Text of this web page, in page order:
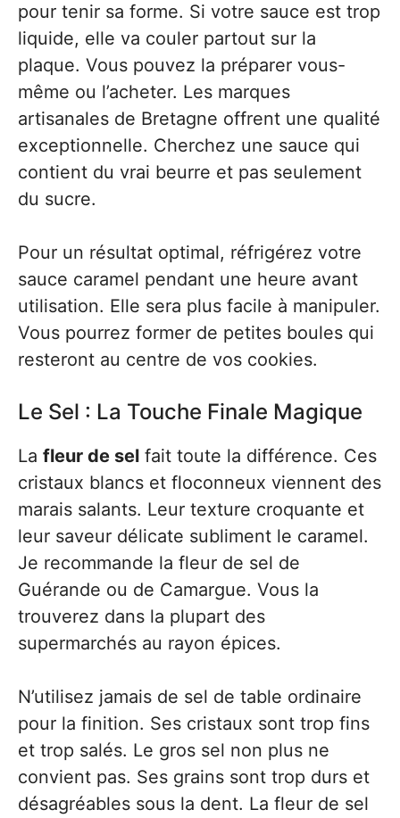
pour tenir sa forme. Si votre sauce est trop
liquide, elle va couler partout sur la
plaque. Vous pouvez la préparer vous-
même ou l’acheter. Les marques
artisanales de Bretagne offrent une qualité
exceptionnelle. Cherchez une sauce qui
contient du vrai beurre et pas seulement
du sucre.
Pour un résultat optimal, réfrigérez votre
sauce caramel pendant une heure avant
utilisation. Elle sera plus facile à manipuler.
Vous pourrez former de petites boules qui
resteront au centre de vos cookies.
Le Sel : La Touche Finale Magique
La fleur de sel fait toute la différence. Ces
cristaux blancs et floconneux viennent des
marais salants. Leur texture croquante et
leur saveur délicate subliment le caramel.
Je recommande la fleur de sel de
Guérande ou de Camargue. Vous la
trouverez dans la plupart des
supermarchés au rayon épices.
N’utilisez jamais de sel de table ordinaire
pour la finition. Ses cristaux sont trop fins
et trop salés. Le gros sel non plus ne
convient pas. Ses grains sont trop durs et
désagréables sous la dent. La fleur de sel